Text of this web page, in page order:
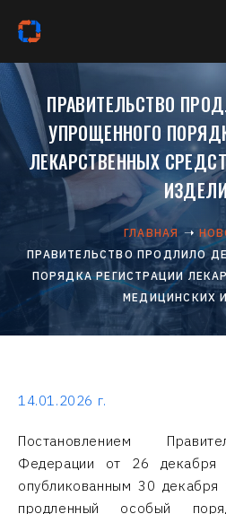
ПРАВИТЕЛЬСТВО
УПРОЩЕННОГО
ЛЕКАРСТВЕННЫХ
ГЛАВНАЯ
ПРАВИТЕЛЬСТВО ПРОДЛИЛО
ПОРЯДКА РЕГИСТРАЦИИ
МЕДИЦИНСКИХ
14.01.2026 г.
Постановлением
Федерации от 26
опубликованным 30 декабря
продленный особый